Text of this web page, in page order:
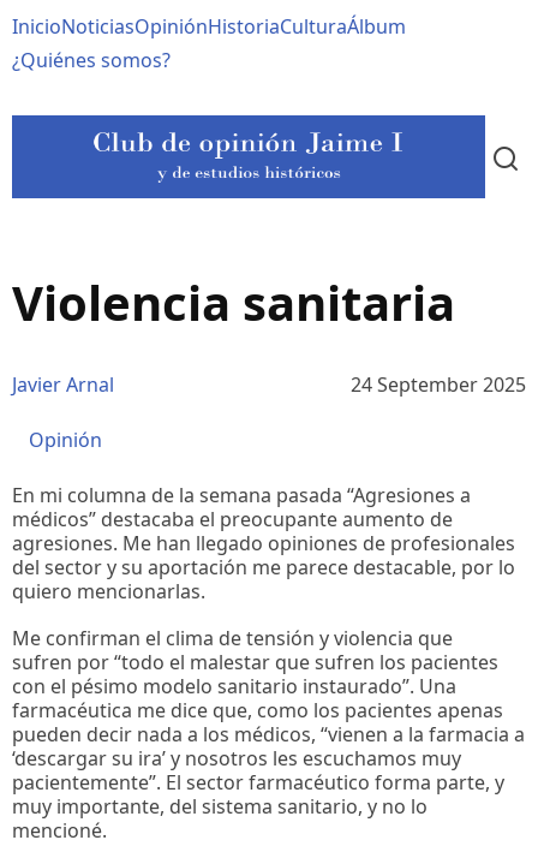
al
contenido
Navegación
principal
InicioNoticiasOpiniónHistoriaCulturaÁlbum
¿Quiénes somos?
Violencia sanitaria
Javier Arnal 24 September 2025
Opinión
En mi columna de la semana pasada “Agresiones a
médicos” destacaba el preocupante aumento de
agresiones. Me han llegado opiniones de profesionales
del sector y su aportación me parece destacable, por lo
quiero mencionarlas.
Me confirman el clima de tensión y violencia que
sufren por “todo el malestar que sufren los pacientes
con el pésimo modelo sanitario instaurado”. Una
farmacéutica me dice que, como los pacientes apenas
pueden decir nada a los médicos, “vienen a la farmacia a
‘descargar su ira’ y nosotros les escuchamos muy
pacientemente”. El sector farmacéutico forma parte, y
muy importante, del sistema sanitario, y no lo
mencioné.